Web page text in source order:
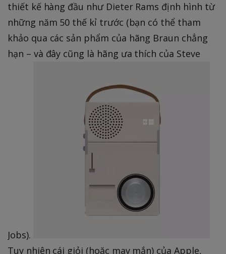
thiết kế hàng đầu như Dieter Rams định hình từ
những năm 50 thế kỉ trước (bạn có thể tham
khảo qua các sản phẩm của hãng Braun chẳng
hạn – và đây cũng là hãng ưa thích của Steve
Jobs).
Tuy nhiên cái giỏi (hoặc may mắn) của Apple,